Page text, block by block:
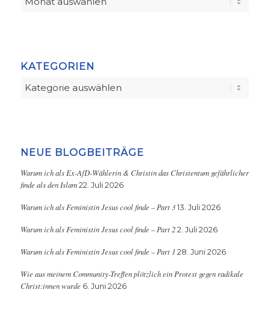
KATEGORIEN
Kategorien
NEUE BLOGBEITRÄGE
Warum ich als Ex-AfD-Wählerin & Christin das Christentum gefährlicher
finde als den Islam 22. Juli 2026
Warum ich als Feministin Jesus cool finde – Part 3 13. Juli 2026
Warum ich als Feministin Jesus cool finde – Part 2 2. Juli 2026
Warum ich als Feministin Jesus cool finde – Part 1 28. Juni 2026
Wie aus meinem Community-Treffen plötzlich ein Protest gegen radikale
Christ:innen wurde 6. Juni 2026